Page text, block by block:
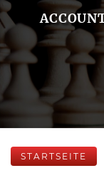
STARTSEITE